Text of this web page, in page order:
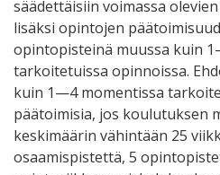
säädettäisiin voimassa
lisäksi opintojen
opintopisteinä muussa kuin
tarkoitetuissa opinnoissa.
kuin 1—4 momentissa
päätoimisia, jos koulutuksen
keskimäärin vähintään 25
osaamispistettä, 5